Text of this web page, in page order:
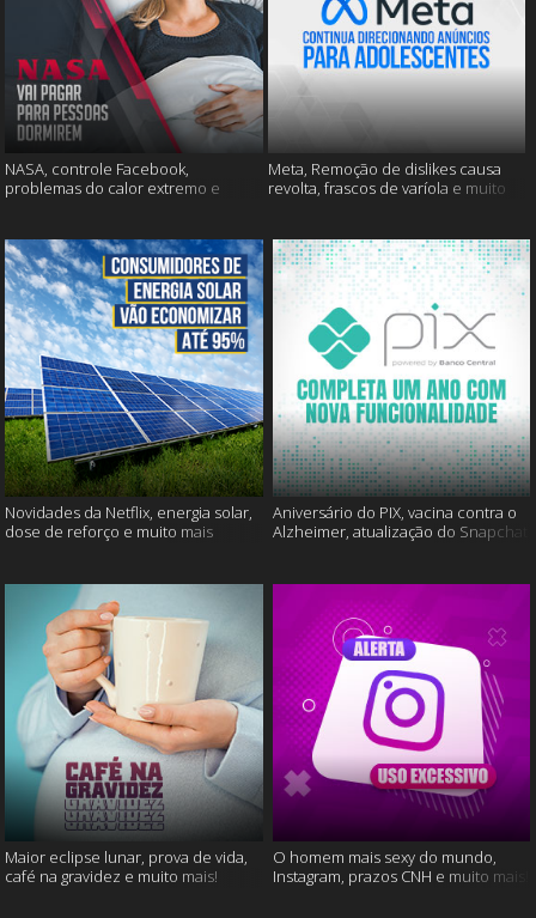
NASA, controle Facebook,
problemas do calor extremo e
Meta, Remoção de dislikes causa
revolta, frascos de varíola e muito
Novidades da Netflix, energia solar,
dose de reforço e muito mais
Aniversário do PIX, vacina contra o
Alzheimer, atualização do Snapchat
Maior eclipse lunar, prova de vida,
café na gravidez e muito mais!
O homem mais sexy do mundo,
Instagram, prazos CNH e muito mais!